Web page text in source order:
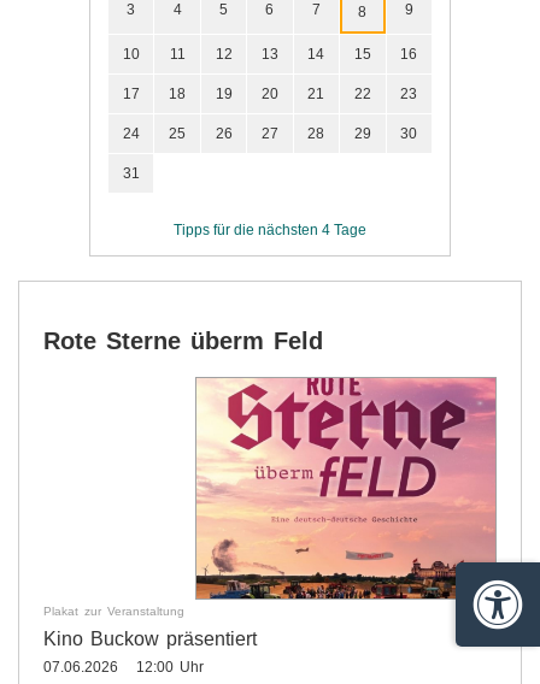
3 4 5 6 7 8 9
10 11 12 13 14 15 16
17 18 19 20 21 22 23
24 25 26 27 28 29 30
31
Tipps für die nächsten 4 Tage
Rote Sterne überm Feld
Plakat zur Veranstaltung
Kino Buckow präsentiert
07.06.2026 12:00 Uhr